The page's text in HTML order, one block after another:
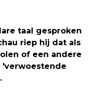
taal gesproken
riep hij dat als
of een andere
'verwoestende